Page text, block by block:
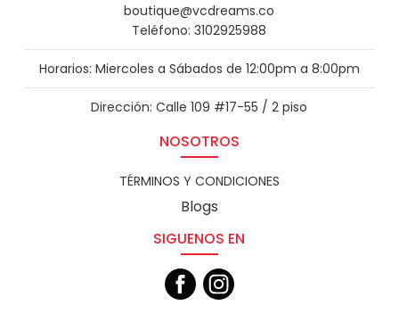
boutique@vcdreams.co
Teléfono: 3102925988
Horarios: Miercoles a Sábados de 12:00pm a 8:00pm
Dirección: Calle 109 #17-55 / 2 piso
NOSOTROS
TÉRMINOS Y CONDICIONES
Blogs
SIGUENOS EN